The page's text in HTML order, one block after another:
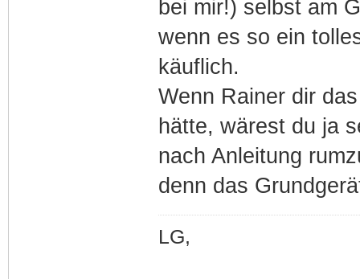
bei mir!) selbst am
wenn es so ein
käuflich.
Wenn Rainer dir
hätte, wärest du ja
nach Anleitung
denn das
LG,